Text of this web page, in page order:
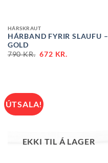
HÁRSKRAUT
HÁRBAND FYRIR SLAUFU –
GOLD
790KR. 672 KR.
ÚTSALA!
EKKI TIL Á LAGER